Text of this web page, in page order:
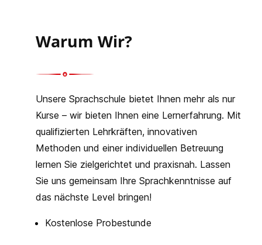
Warum Wir?
Unsere Sprachschule bietet Ihnen mehr als nur
Kurse – wir bieten Ihnen eine Lernerfahrung. Mit
qualifizierten Lehrkräften, innovativen
Methoden und einer individuellen Betreuung
lernen Sie zielgerichtet und praxisnah. Lassen
Sie uns gemeinsam Ihre Sprachkenntnisse auf
das nächste Level bringen!
Kostenlose Probestunde